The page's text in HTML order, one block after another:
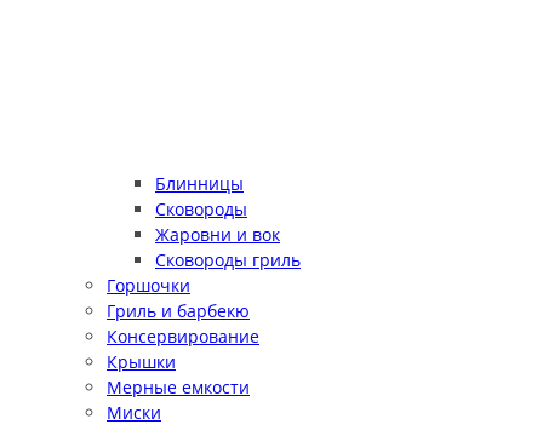
Блинницы
Сковороды
Жаровни и вок
Сковороды гриль
Горшочки
Гриль и барбекю
Консервирование
Крышки
Мерные емкости
Миски